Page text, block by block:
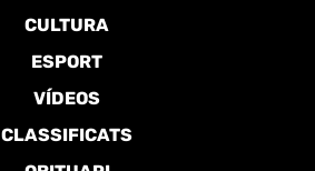
CULTURA
ESPORT
VÍDEOS
CLASSIFICATS